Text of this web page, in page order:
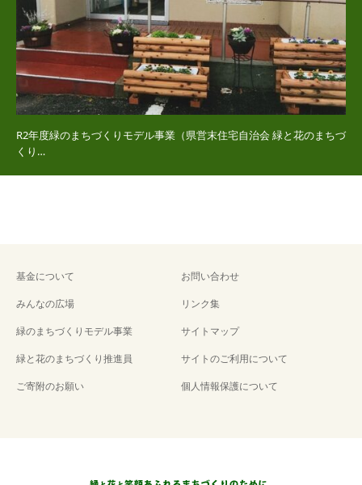
R2年度緑のまちづくりモデル事業（県営末住宅自治会 緑と花のまちづ
くり…
基金について
みんなの広場
緑のまちづくりモデル事業
緑と花のまちづくり推進員
ご寄附のお願い
お問い合わせ
リンク集
サイトマップ
サイトのご利用について
個人情報保護について